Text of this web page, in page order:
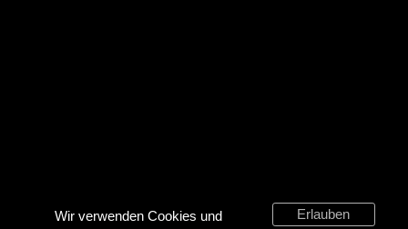
Wir verwenden Cookies und
Erlauben